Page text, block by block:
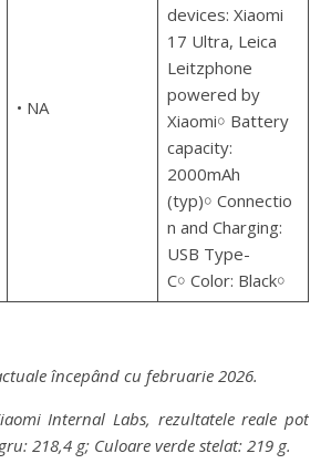
• NA
devices: Xiaomi
17 Ultra, Leica
Leitzphone
powered by
Xiaomi￮ Battery
capacity:
2000mAh
(typ)￮ Connectio
n and Charging:
USB Type-
C￮ Color: Black￮
începând cu februarie 2026.
Internal Labs, rezultatele reale pot
218,4 g; Culoare verde stelat: 219 g.